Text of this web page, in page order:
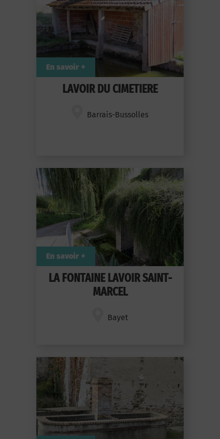
LAVOIR DU CIMETIERE
Barrais-Bussolles
En savoir +
LA FONTAINE LAVOIR SAINT-
MARCEL
Bayet
En savoir +